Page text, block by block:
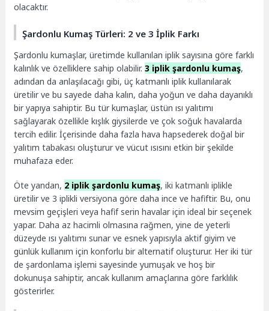
olacaktır.
Şardonlu Kumaş Türleri: 2 ve 3 İplik Farkı
Şardonlu kumaşlar, üretimde kullanılan iplik sayısına göre farklı
kalınlık ve özelliklere sahip olabilir.3 iplik şardonlu kumaş,
adından da anlaşılacağı gibi, üç katmanlı iplik kullanılarak
üretilir ve bu sayede daha kalın, daha yoğun ve daha dayanıklı
bir yapıya sahiptir. Bu tür kumaşlar, üstün ısı yalıtımı
sağlayarak özellikle kışlık giysilerde ve çok soğuk havalarda
tercih edilir. İçerisinde daha fazla hava hapsederek doğal bir
yalıtım tabakası oluşturur ve vücut ısısını etkin bir şekilde
muhafaza eder.
Öte yandan, 2 iplik şardonlu kumaş, iki katmanlı iplikle
üretilir ve 3 iplikli versiyona göre daha ince ve hafiftir. Bu, onu
mevsim geçişleri veya hafif serin havalar için ideal bir seçenek
yapar. Daha az hacimli olmasına rağmen, yine de yeterli
düzeyde ısı yalıtımı sunar ve esnek yapısıyla aktif giyim ve
günlük kullanım için konforlu bir alternatif oluşturur. Her iki tür
de şardonlama işlemi sayesinde yumuşak ve hoş bir
dokunuşa sahiptir, ancak kullanım amaçlarına göre farklılık
gösterirler.